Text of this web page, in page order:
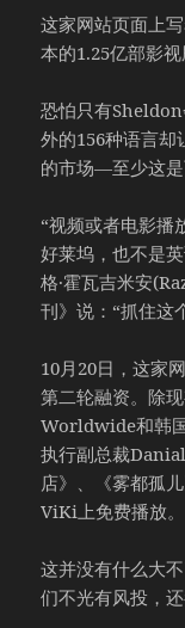
这家网站页面上
本的1.25亿部影
恐怕只有
外的156种语言却
的市场—至少这是
“视频或者电影播
好莱坞，也不是
格·霍瓦吉米安
刊》说：“抓住这
10月20日，这家
第二轮融资。除
Worldwide和韩
执行副总裁
店》、《雾都孤
ViKi上免费播放。
这并没有什么大
们不光有风投，还